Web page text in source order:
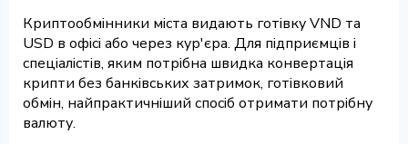
Криптообмінники міста видають готівку VND та
USD в офісі або через кур'єра. Для підприємців і
спеціалістів, яким потрібна швидка конвертація
крипти без банківських затримок, готівковий
обмін, найпрактичніший спосіб отримати потрібну
валюту.